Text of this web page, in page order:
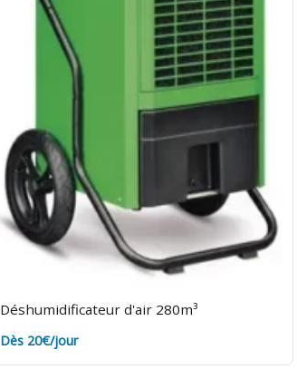
Déshumidificateur d'air 280m³
Dès 20€/jour